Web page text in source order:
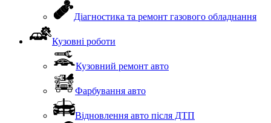
Діагностика та ремонт газового обладнання
Кузовні роботи
Кузовний ремонт авто
Фарбування авто
Відновлення авто після ДТП